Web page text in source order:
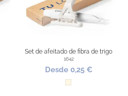
Set de afeitado de fibra de trigo
1642
Desde 0,25 €
Natural